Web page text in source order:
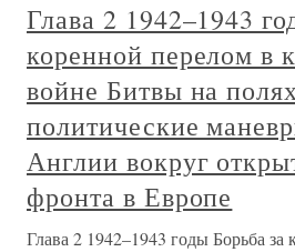
Глава 2 1942–1943
коренной перелом в
войне Битвы на
политические
Англии вокруг
фронта в Европе
Глава 2 1942–1943 годы Борьба за